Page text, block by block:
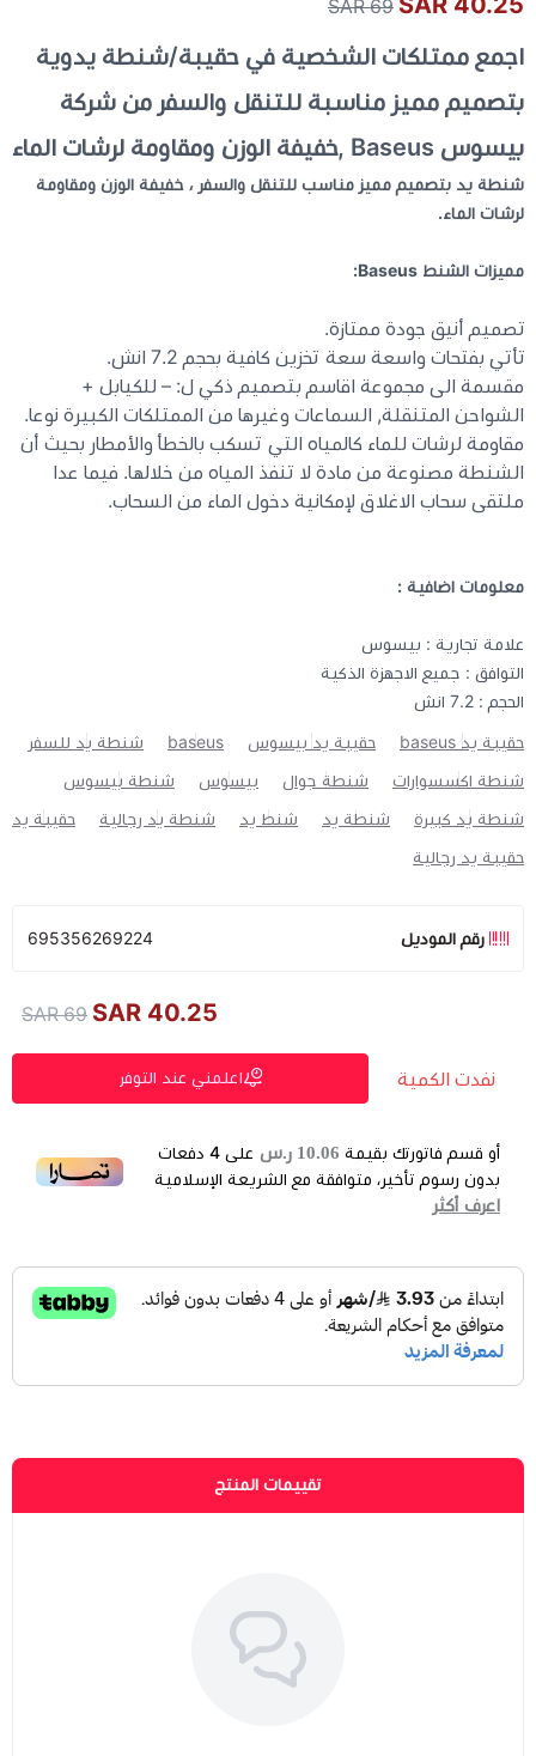
كيبوردات
شنط لابتوب - كمبيوتر
أجهزة الشبكة والراوترات
وصلات الوسائط و موزع يو اس بي Hub
69 SAR
اجمع ممتلكات الشخصية في حقيبة/شنطة يدوية
بتصميم مميز مناسبة للتنقل والسفر من شركة
بيسوس Baseus ,خفيفة الوزن ومقاومة لرشات الماء
شنطة يد بتصميم مميز مناسب للتنقل والسفر ، خفيفة الوزن ومقاومة
لرشات الماء.
مميزات الشنط Baseus:
تصميم أنيق جودة ممتازة.
تأتي بفتحات واسعة سعة تخزين كافية بحجم 7.2 انش.
مقسمة الى مجموعة اقاسم بتصميم ذكي ل: – للكيابل +
الشواحن المتنقلة, السماعات وغيرها من الممتلكات الكبيرة نوعا.
مقاومة لرشات للماء كالمياه التي تسكب بالخطأ والأمطار بحيث أن
الشنطة مصنوعة من مادة لا تنفذ المياه من خلالها. فيما عدا
ملتقى سحاب الاغلاق لإمكانية دخول الماء من السحاب.
معلومات اضافية :
علامة تجارية : بيسوس
التوافق : جميع الاجهزة الذكية
الحجم : 7.2 انش
حقيبة يد baseus حقيبة يد بيسوس baseus شنطة يد للسفر
شنطة اكسسوارات شنطة جوال بيسوس شنطة بيسوس
شنطة يد كبيرة شنطة يد شنط يد شنطة يد رجالية حقيبة يد
حقيبة يد رجالية
رقم الموديل 695356269224
40.25 SAR
69 SAR
نفدت الكمية اعلمني عند التوفر
أو قسم فاتورتك بقيمة10.06 ر.س على 4دفعات
بدون رسوم تأخير، متوافقة مع الشريعة الإسلامية
اعرف أكثر
تقييمات المنتج